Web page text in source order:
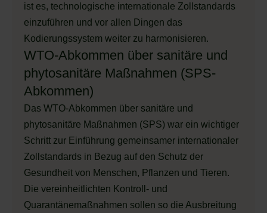
ist es, technologische internationale Zollstandards
einzuführen und vor allen Dingen das
Kodierungssystem weiter zu harmonisieren.
WTO-Abkommen über sanitäre und
phytosanitäre Maßnahmen (SPS-
Abkommen)
Das WTO-Abkommen über sanitäre und
phytosanitäre Maßnahmen (SPS) war ein wichtiger
Schritt zur Einführung gemeinsamer internationaler
Zollstandards in Bezug auf den Schutz der
Gesundheit von Menschen, Pflanzen und Tieren.
Die vereinheitlichten Kontroll- und
Quarantänemaßnahmen sollen so die Ausbreitung